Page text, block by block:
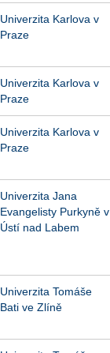
Univerzita Karlova v
Praze
Univerzita Karlova v
Praze
Univerzita Karlova v
Praze
Univerzita Jana
Evangelisty Purkyně v
Ústí nad Labem
Univerzita Tomáše
Bati ve Zlíně